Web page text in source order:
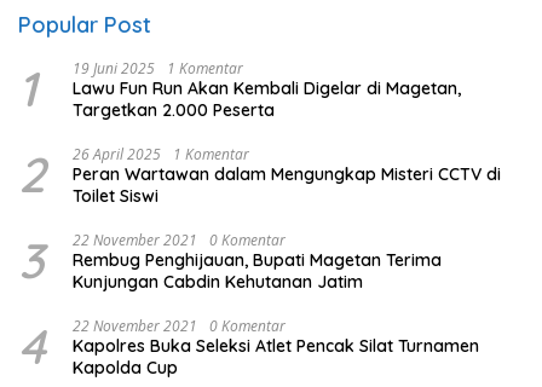
Popular Post
1 19 Juni 2025 1 Komentar
Lawu Fun Run Akan Kembali Digelar di Magetan,
Targetkan 2.000 Peserta
2 26 April 2025 1 Komentar
Peran Wartawan dalam Mengungkap Misteri CCTV di
Toilet Siswi
3 22 November 2021 0 Komentar
Rembug Penghijauan, Bupati Magetan Terima
Kunjungan Cabdin Kehutanan Jatim
4 22 November 2021 0 Komentar
Kapolres Buka Seleksi Atlet Pencak Silat Turnamen
Kapolda Cup